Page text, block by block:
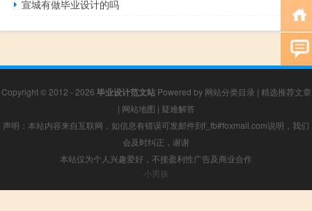
宣城有做毕业设计的吗
Copyright © 2012 - 2026 毕业设计范文站Powered by 网站分类目录 | 精选推荐文章
| 网站地图 | 疑难解答
声明：本站内容来自互联网，如信息有错误可发邮件到f_fb#foxmail.com说明，我们
会及时纠正，谢谢
本站仅为个人兴趣爱好，不接盈利性广告及商业合作
小男孩